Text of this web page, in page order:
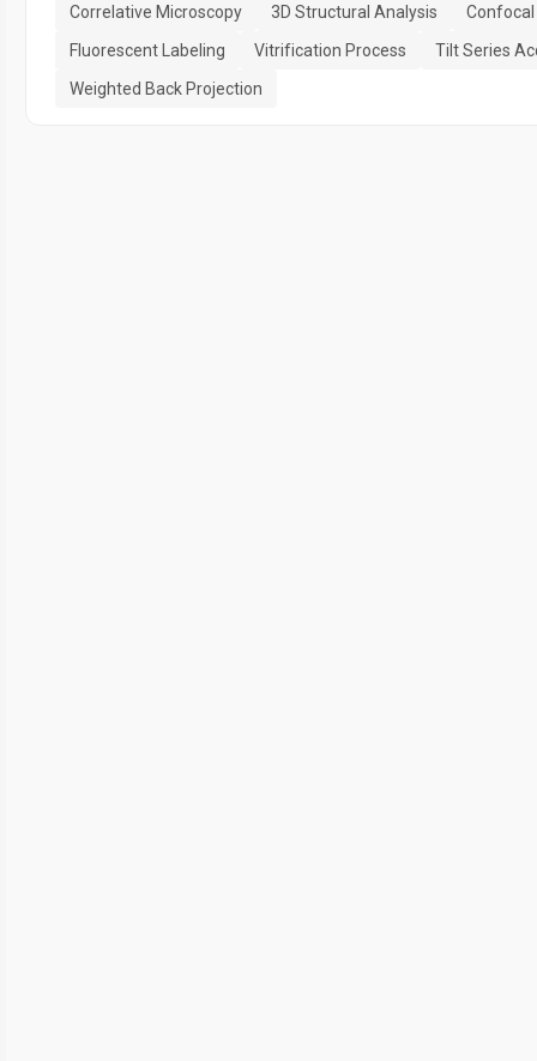
Correlative Microscopy
3D Structural Analysis
Fluorescent Labeling
Vitrification Process
Tilt Series
Weighted Back Projection